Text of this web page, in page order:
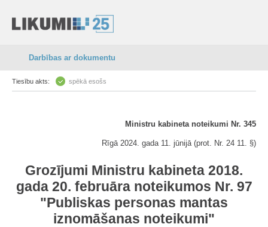
Darbības ar dokumentu
Tiesību akts: spēkā esošs
Ministru kabineta noteikumi Nr. 345
Rīgā 2024. gada 11. jūnijā (prot. Nr. 24 11. §)
Grozījumi Ministru kabineta 2018.
gada 20. februāra noteikumos Nr. 97
"Publiskas personas mantas
iznomāšanas noteikumi"